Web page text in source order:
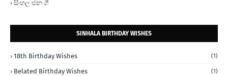
සිංහල ජන ගී
SINHALA BIRTHDAY WISHES
18th Birthday Wishes (1)
Belated Birthday Wishes (1)